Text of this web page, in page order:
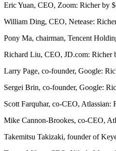
Eric Yuan, CEO, Zoom: Richer by
William Ding, CEO, Netease:
Pony Ma, chairman, Tencent
Richard Liu, CEO, JD.com: Richer
Larry Page, co-founder, Google:
Sergei Brin, co-founder, Google:
Scott Farquhar, co-CEO, Atlassian:
Mike Cannon-Brookes, co-CEO,
Takemitsu Takizaki, founder of